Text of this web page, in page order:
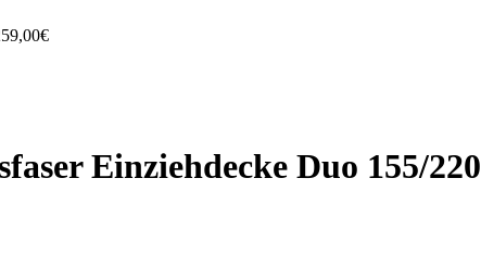
€
Einziehdecke Duo 155/220